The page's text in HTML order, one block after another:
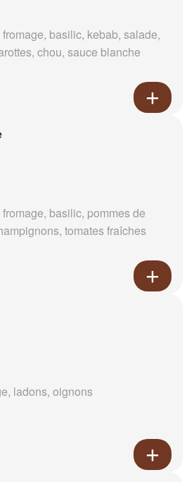
basilic, kebab, salade,
chou, sauce blanche
basilic, pommes de
tomates fraîches
ladons, oignons